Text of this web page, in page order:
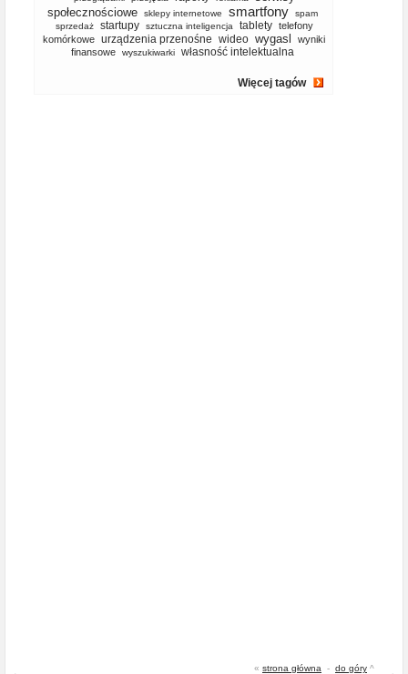
społecznościowe
sklepy internetowe smartfony
spam
sprzedaż
startupy sztuczna inteligencja tablety telefony
komórkowe
urządzenia przenośne wideo wygasl
wyniki
finansowe
wyszukiwarki własność intelektualna
Więcej tagów
« strona główna - do góry ^